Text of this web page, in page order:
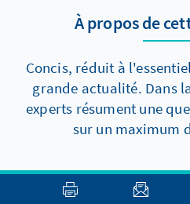
aber zumindest zwei
kurzfristig politisch
À propos de
Concis, réduit à
grande actualité. Dans
experts résument une
sur un maximum